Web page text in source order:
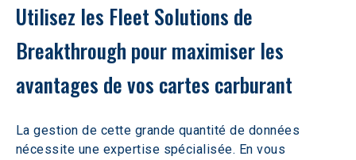
Utilisez les Fleet Solutions de
Breakthrough pour maximiser les
avantages de vos cartes carburant
La gestion de cette grande quantité de données
nécessite une expertise spécialisée. En vous